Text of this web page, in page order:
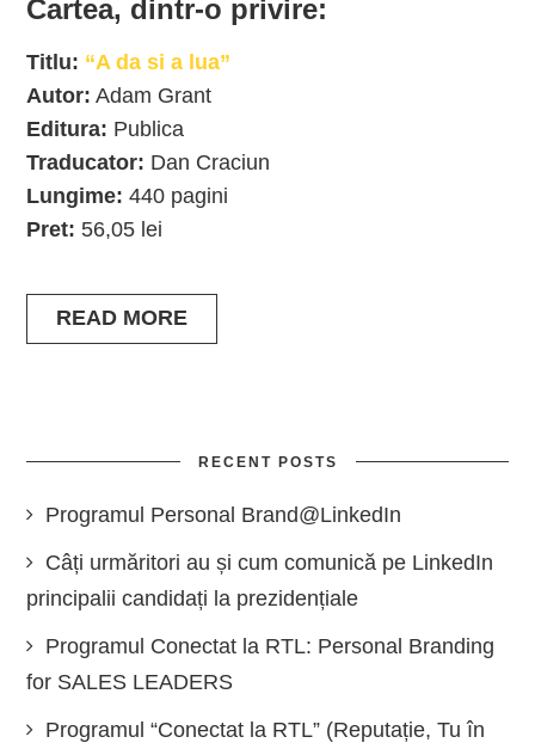
Cartea, dintr-o privire:
Titlu: “A da si a lua”
Autor: Adam Grant
Editura: Publica
Traducator: Dan Craciun
Lungime:440 pagini
Pret: 56,05 lei
READ MORE
RECENT POSTS
Programul Personal Brand@LinkedIn
Câți urmăritori au și cum comunică pe LinkedIn
principalii candidați la prezidențiale
Programul Conectat la RTL: Personal Branding
for SALES LEADERS
Programul “Conectat la RTL” (Reputație, Tu în